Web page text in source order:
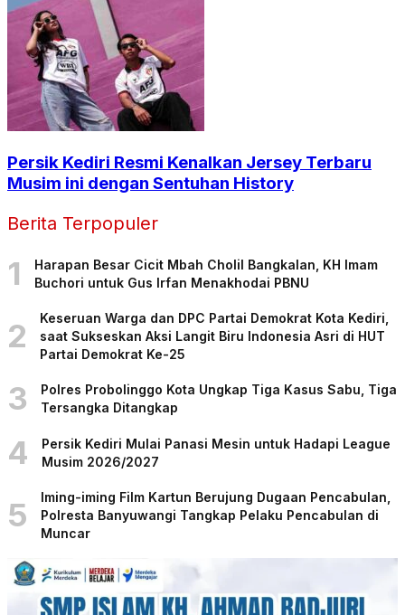
Persik Kediri Resmi Kenalkan Jersey Terbaru
Musim ini dengan Sentuhan History
Berita Terpopuler
1
Harapan Besar Cicit Mbah Cholil Bangkalan, KH Imam
Buchori untuk Gus Irfan Menakhodai PBNU
2
Keseruan Warga dan DPC Partai Demokrat Kota Kediri,
saat Sukseskan Aksi Langit Biru Indonesia Asri di HUT
Partai Demokrat Ke-25
3
Polres Probolinggo Kota Ungkap Tiga Kasus Sabu, Tiga
Tersangka Ditangkap
4
Persik Kediri Mulai Panasi Mesin untuk Hadapi League
Musim 2026/2027
5
Iming-iming Film Kartun Berujung Dugaan Pencabulan,
Polresta Banyuwangi Tangkap Pelaku Pencabulan di
Muncar